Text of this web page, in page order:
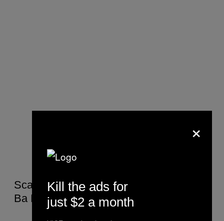
Scatman John – Scatman (Ski Ba Bop
Ba Dop Bop) (TOTP 1995)
×
Kill the ads for
just $2 a month